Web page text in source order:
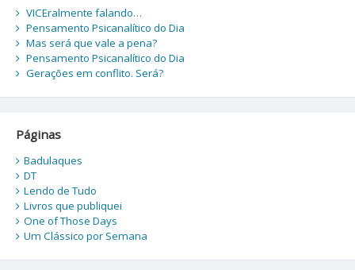
VICEralmente falando…
Pensamento Psicanalítico do Dia
Mas será que vale a pena?
Pensamento Psicanalítico do Dia
Gerações em conflito. Será?
Páginas
Badulaques
DT
Lendo de Tudo
Livros que publiquei
One of Those Days
Um Clássico por Semana